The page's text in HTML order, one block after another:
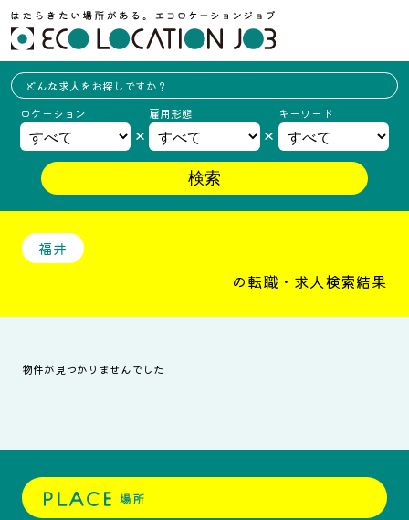
どんな求人をお探しですか？
ロケーション
雇用形態 キーワード
福井
の転職・求人検索結果
物件が見つかりませんでした